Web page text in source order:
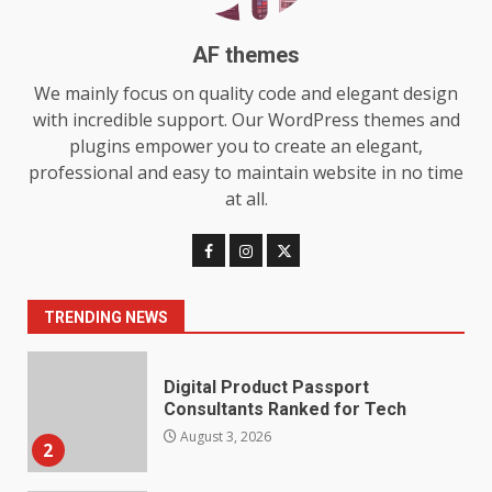
AF themes
We mainly focus on quality code and elegant design
with incredible support. Our WordPress themes and
plugins empower you to create an elegant,
professional and easy to maintain website in no time
at all.
TRENDING NEWS
1
Baking Soda Trick for Weight
Loss: The Truthful Guide to
Understanding Its Benefits and
Limits
August 4, 2026
2
Digital Product Passport
Consultants Ranked for Tech
August 3, 2026
3
Review for an Improved and
Smarter News Reading
Experience